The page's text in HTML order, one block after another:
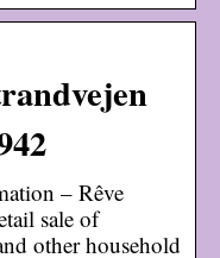
– Rêve
sale of
other household